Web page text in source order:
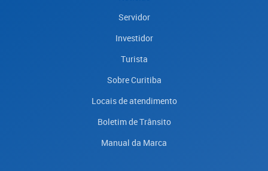
Servidor
Investidor
Turista
Sobre Curitiba
Locais de atendimento
Boletim de Trânsito
Manual da Marca